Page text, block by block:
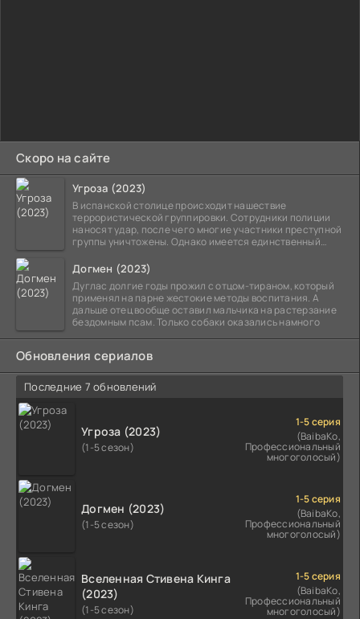
Скоро на сайте
Угроза (2023)
В испанской столице происходит нашествие
террористической группировки. Сотрудники полиции
наносят удар, после чего многие участники преступной
группы уничтожены. Однако имеется единственный
Догмен (2023)
Дуглас долгие годы прожил с отцом-тираном, который
применял на парне жестокие методы воспитания. А
дальше отец вообще оставил мальчика на растерзание
бездомным псам. Только собаки оказались намного
Обновления сериалов
Последние 7 обновлений
Угроза (2023)
(1-5 сезон)
1-5 серия
(BaibaKo,
Профессиональный
многоголосый)
Догмен (2023)
(1-5 сезон)
1-5 серия
(BaibaKo,
Профессиональный
многоголосый)
Вселенная Стивена Кинга
(2023)
(1-5 сезон)
1-5 серия
(BaibaKo,
Профессиональный
многоголосый)